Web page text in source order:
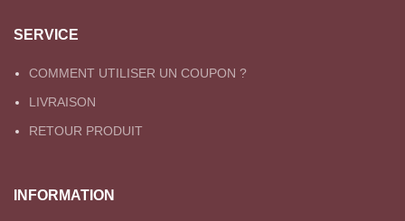
SERVICE
COMMENT UTILISER UN COUPON ?
LIVRAISON
RETOUR PRODUIT
INFORMATION